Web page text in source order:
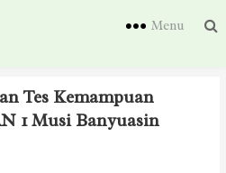
Menu
Tes Kemampuan
1 Musi Banyuasin